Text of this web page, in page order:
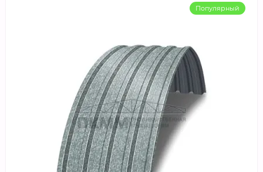
Популярный